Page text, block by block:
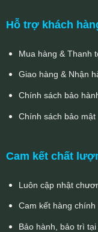
Hỗ trợ khách
Mua hàng & Thanh
Giao hàng & Nhận
Chính sách bảo
Chính sách bảo mật
Cam kết chất
Luôn cập nhật
Cam kết hàng chính
Bảo hành, bảo trì